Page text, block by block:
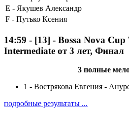
E - Якушев Александр
F - Путько Ксения
14:59 - [13] - Bossa Nova
Intermediate от 3 лет, Финал
3 полные
1 - Вострякова Евгения -
подробные результаты ...